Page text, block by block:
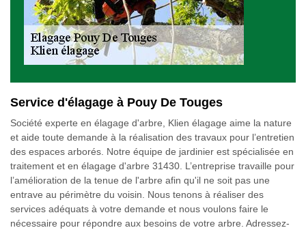
Service d'élagage à Pouy De Touges
Société experte en élagage d'arbre, Klien élagage aime la nature
et aide toute demande à la réalisation des travaux pour l’entretien
des espaces arborés. Notre équipe de jardinier est spécialisée en
traitement et en élagage d'arbre 31430. L’entreprise travaille pour
l’amélioration de la tenue de l'arbre afin qu'il ne soit pas une
entrave au périmètre du voisin. Nous tenons à réaliser des
services adéquats à votre demande et nous voulons faire le
nécessaire pour répondre aux besoins de votre arbre. Adressez-